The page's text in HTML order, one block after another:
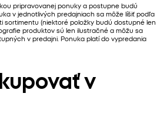
pripravovanej ponuky a postupne budú
v jednotlivých predajniach sa môže líšiť podľa
sortimentu (niektoré položky budú dostupné len
produktov sú len ilustračné a môžu sa
v predajni. Ponuka platí do vypredania
v